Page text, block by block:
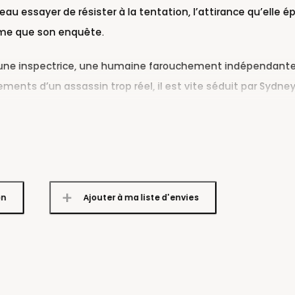
essayer de résister à la tentation, l’attirance qu’elle
que son enquête.
inspectrice, une humaine farouchement
d’un assassin trop réel, il est vite séduit par
où ils cherchent les auteurs de ces assassinats
à ses lecteurs. »
Ajouter à ma liste d'envies